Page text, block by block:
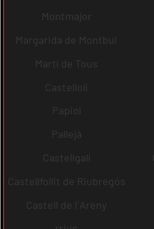
Montmajor
Margarida de Montbui
Martí de Tous
Castellolí
Papiol
Pallejà
Castellgalí
Castellfollit de Riubregós
Castell de l´Areny